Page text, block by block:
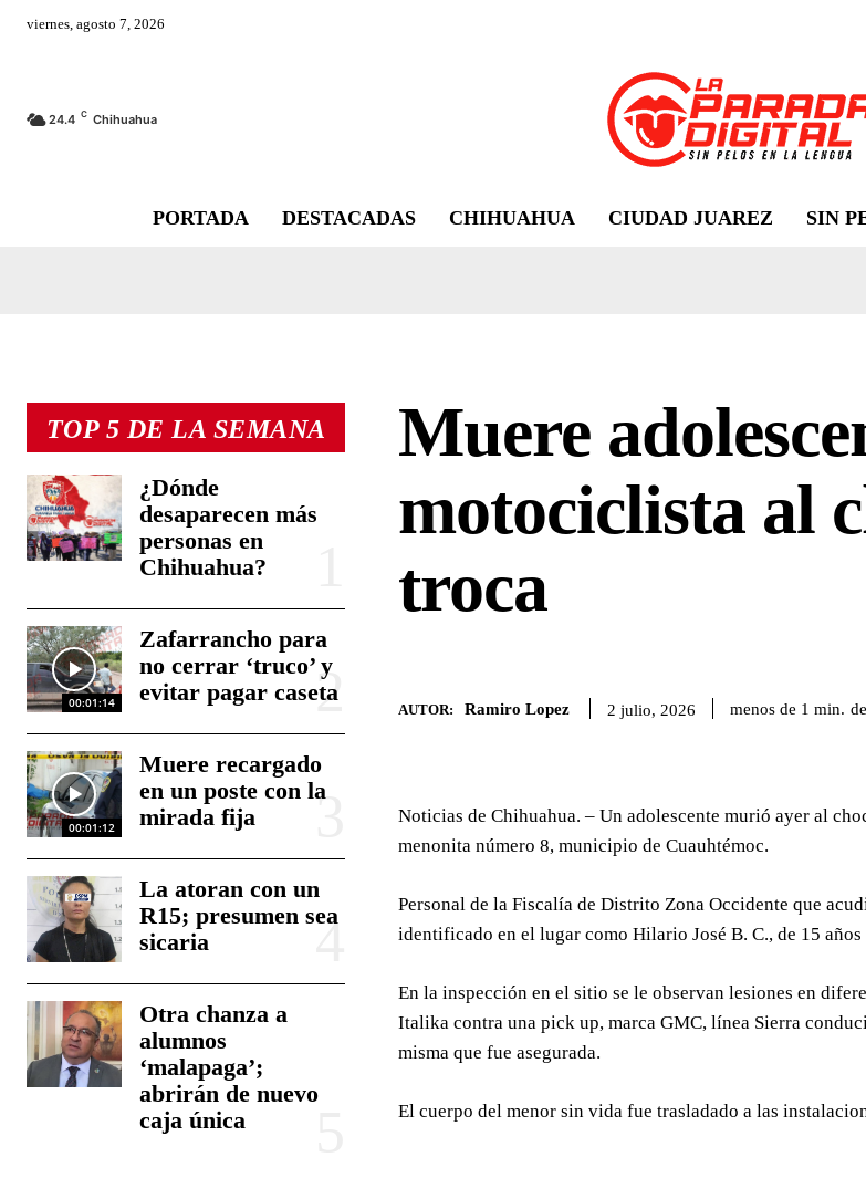
viernes, agosto 7, 2026
24.4 C Chihuahua
PORTADA DESTACADAS CHIHUAHUA CIUDAD JUAREZ SIN
TOP 5 DE LA SEMANA
¿Dónde
desaparecen más
personas en
Chihuahua?
00:01:14
Zafarrancho para
no cerrar ‘truco’ y
evitar pagar caseta
00:01:12
Muere recargado
en un poste con la
mirada fija
La atoran con un
R15; presumen sea
sicaria
Otra chanza a
alumnos
‘malapaga’;
abrirán de nuevo
caja única
Muere
motociclista al
troca
AUTOR: Ramiro Lopez 2 julio, 2026 menos de 1 min.
Noticias de Chihuahua. – Un adolescente murió ayer al
menonita número 8, municipio de Cuauhtémoc.
Personal de la Fiscalía de Distrito Zona Occidente que
identificado en el lugar como Hilario José B. C., de 15 años
En la inspección en el sitio se le observan lesiones en
Italika contra una pick up, marca GMC, línea Sierra
misma que fue asegurada.
El cuerpo del menor sin vida fue trasladado a las